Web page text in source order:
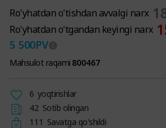
Ro'yhatdan o'tishdan avvalgi narx
Ro'yhatdan o'tgandan keyingi narx
5 500PV
Mahsulot raqami 800467
6 yoqtirishlar
42 Sotib olingan
111 Savatga qo'shildi